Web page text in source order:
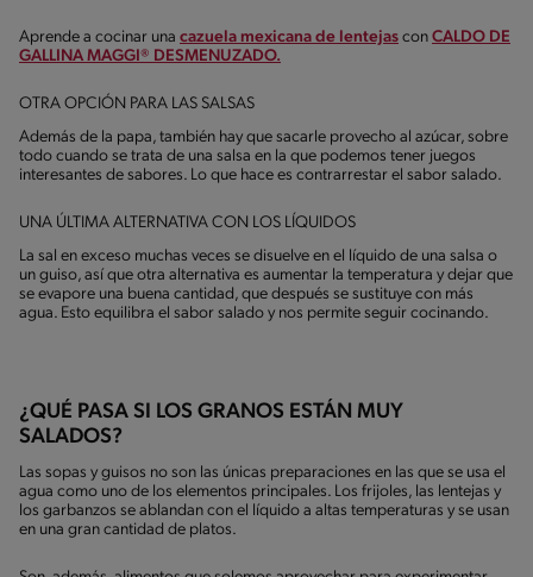
Aprende a cocinar una cazuela mexicana de lentejas con CALDO DE
GALLINA MAGGI® DESMENUZADO.
OTRA OPCIÓN PARA LAS SALSAS
Además de la papa, también hay que sacarle provecho al azúcar, sobre
todo cuando se trata de una salsa en la que podemos tener juegos
interesantes de sabores. Lo que hace es contrarrestar el sabor salado.
UNA ÚLTIMA ALTERNATIVA CON LOS LÍQUIDOS
La sal en exceso muchas veces se disuelve en el líquido de una salsa o
un guiso, así que otra alternativa es aumentar la temperatura y dejar que
se evapore una buena cantidad, que después se sustituye con más
agua. Esto equilibra el sabor salado y nos permite seguir cocinando.
¿QUÉ PASA SI LOS GRANOS ESTÁN MUY
SALADOS?
Las sopas y guisos no son las únicas preparaciones en las que se usa el
agua como uno de los elementos principales. Los frijoles, las lentejas y
los garbanzos se ablandan con el líquido a altas temperaturas y se usan
en una gran cantidad de platos.